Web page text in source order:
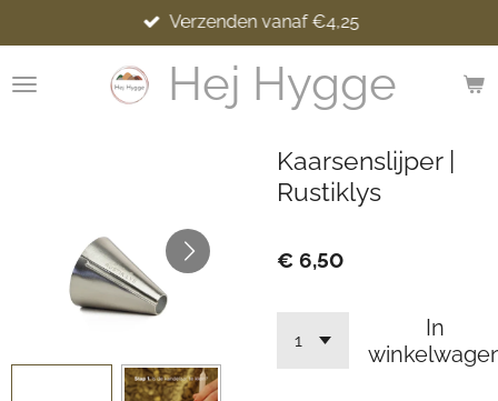
direct
naar
Hej Hygge
Verzenden vanaf €4,25
Kaarsenslijper |
Rustiklys
€ 6,50
In